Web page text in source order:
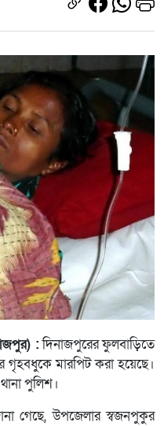
:দিনাজপুরের ফুলবাড়িতে
গৃহবধুকে মারপিট করা হয়েছে।
পুলিশ।
গেছে, উপজেলার স্বজনপুকুর